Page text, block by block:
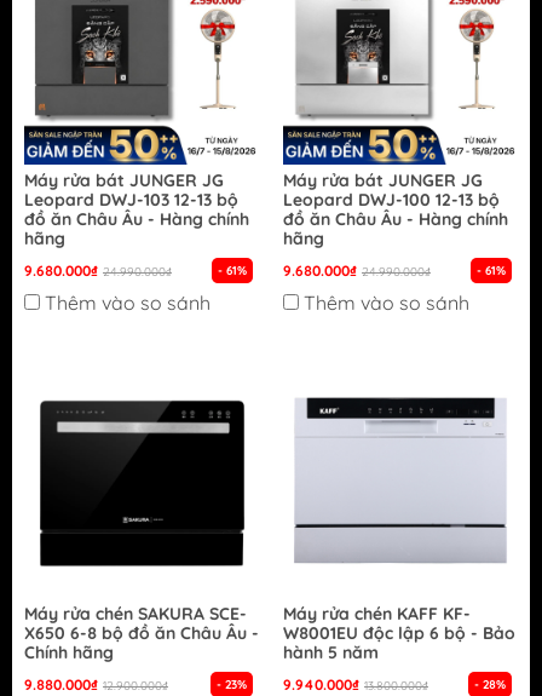
Máy rửa bát JUNGER JG
Leopard DWJ-103 12-13 bộ
đồ ăn Châu Âu - Hàng chính
hãng
9.680.000₫ 24.990.000₫ - 61%
Thêm vào so sánh
Máy rửa bát JUNGER JG
Leopard DWJ-100 12-13 bộ
đồ ăn Châu Âu - Hàng chính
hãng
9.680.000₫ 24.990.000₫ - 61%
Thêm vào so sánh
Máy rửa chén SAKURA SCE-
X650 6-8 bộ đồ ăn Châu Âu -
Chính hãng
9.880.000₫ 12.900.000₫ - 23%
Máy rửa chén KAFF KF-
W8001EU độc lập 6 bộ - Bảo
hành 5 năm
9.940.000₫ 13.800.000₫ - 28%